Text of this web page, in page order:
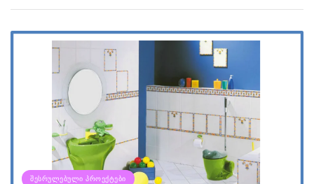
ᲨᲔᲡᲠᲣᲚᲔᲑᲣᲚᲘ ᲞᲠᲝᲔᲥᲢᲔᲑᲘ